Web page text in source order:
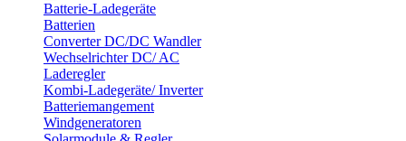
Batterie-Ladegeräte
Batterien
Converter DC/DC Wandler
Wechselrichter DC/ AC
Laderegler
Kombi-Ladegeräte/ Inverter
Batteriemangement
Windgeneratoren